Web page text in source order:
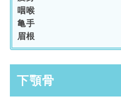
咽喉
亀手
眉根
下顎骨